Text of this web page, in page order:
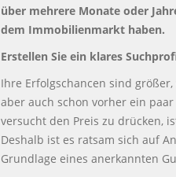
über mehrere Monate oder
dem Immobilienmarkt haben.
Erstellen Sie ein klares
Ihre Erfolgschancen sind
aber auch schon vorher ein
versucht den Preis zu drücken,
Deshalb ist es ratsam sich auf
Grundlage eines anerkannten